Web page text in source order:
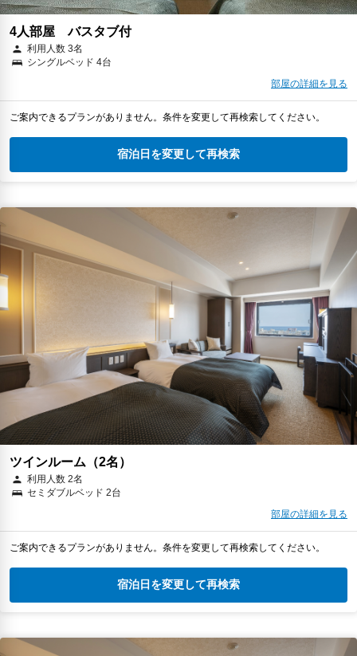
4人部屋 バスタブ付
利用人数 3名
シングルベッド 4台
部屋の詳細を見る
ご案内できるプランがありません。条件を変更して再検索してください。
宿泊日を変更して再検索
ツインルーム（2名）
利用人数 2名
セミダブルベッド 2台
部屋の詳細を見る
ご案内できるプランがありません。条件を変更して再検索してください。
宿泊日を変更して再検索